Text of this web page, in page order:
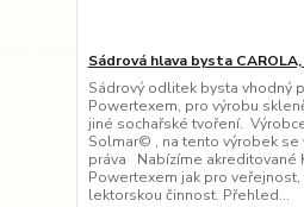
Sádrová hlava bysta
Sádrový odlitek bysta vhodný
Powertexem, pro výrobu
jiné sochařské tvoření.
Solmar© , na tento výrobek se
práva Nabízíme akreditované
Powertexem jak pro
lektorskou činnost. Přehled...